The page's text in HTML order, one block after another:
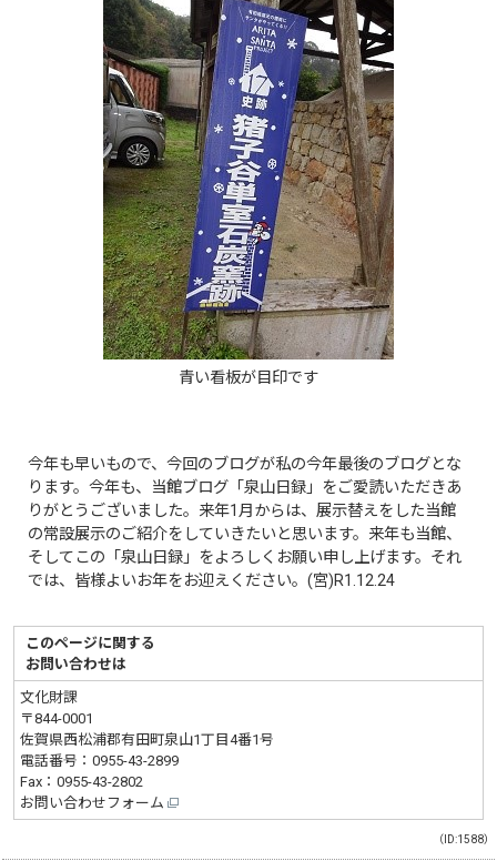
青い看板が目印です
今年も早いもので、今回のブログが私の今年最後のブログとな
ります。今年も、当館ブログ「泉山日録」をご愛読いただきあ
りがとうございました。来年1月からは、展示替えをした当館
の常設展示のご紹介をしていきたいと思います。来年も当館、
そしてこの「泉山日録」をよろしくお願い申し上げます。それ
では、皆様よいお年をお迎えください。(宮)R1.12.24
このページに関する
お問い合わせは
文化財課
〒844-0001
佐賀県西松浦郡有田町泉山1丁目4番1号
電話番号：0955-43-2899
Fax：0955-43-2802
お問い合わせフォーム
（ID:1588）